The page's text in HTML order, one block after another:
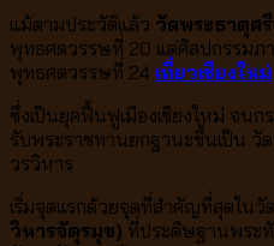
แม้ตามประวัติแล้ว วัดพระธาตุศ
พุทธศตวรรษที่ 20 แต่ศิลปกรรมภ
พุทธศตวรรษที่ 24 เที่ยวเชียงใหม่
ซึ่งเป็นยุคฟื้นฟูเมืองเชียงใหม่ จน
รับพระราชทานยกฐานะขึ้นเป็น วั
วรวิหาร
เริ่มจุดแรกด้วยจุดที่สำคัญที่สุดในวั
วิหารจัตุรมุข) ที่ประดิษฐานพระ